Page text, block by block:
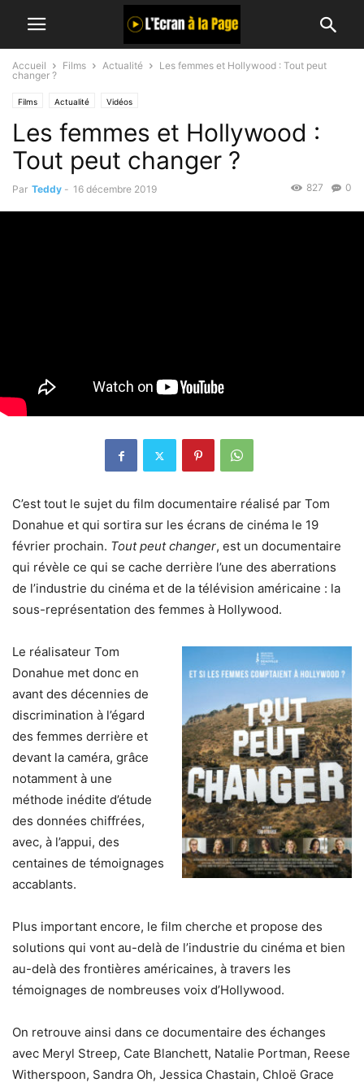
Accueil Films Actualité
Les femmes et Hollywood : Tout peut
changer ?
Films Actualité Vidéos
Les femmes et Hollywood :
Tout peut changer ?
Par Teddy - 16 décembre 2019 0
827
C’est tout le sujet du film documentaire réalisé par Tom
Donahue et qui sortira sur les écrans de cinéma le 19
février prochain. Tout peut changer, est un documentaire
qui révèle ce qui se cache derrière l’une des aberrations
de l’industrie du cinéma et de la télévision américaine : la
sous-représentation des femmes à Hollywood.
Le réalisateur Tom
Donahue met donc en
avant des décennies de
discrimination à l’égard
des femmes derrière et
devant la caméra, grâce
notamment à une
méthode inédite d’étude
des données chiffrées,
avec, à l’appui, des
centaines de témoignages
accablants.
Plus important encore, le film cherche et propose des
solutions qui vont au-delà de l’industrie du cinéma et bien
au-delà des frontières américaines, à travers les
témoignages de nombreuses voix d’Hollywood.
On retrouve ainsi dans ce documentaire des échanges
avec Meryl Streep, Cate Blanchett, Natalie Portman, Reese
Witherspoon, Sandra Oh, Jessica Chastain, Chloë Grace